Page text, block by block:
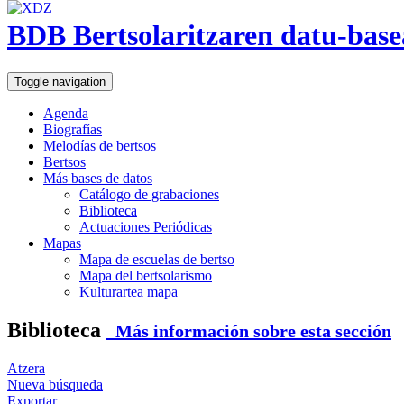
BDB Bertsolaritzaren datu-
Toggle navigation
Agenda
Biografías
Melodías de bertsos
Bertsos
Más bases de datos
Catálogo de grabaciones
Biblioteca
Actuaciones Periódicas
Mapas
Mapa de escuelas de bertso
Mapa del bertsolarismo
Kulturartea mapa
Biblioteca Más información sobre esta sección
Atzera
Nueva búsqueda
Exportar